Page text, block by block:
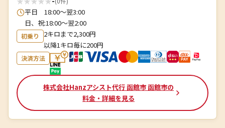
平日 18:00～翌3:00
日、祝:18:00～翌2:00
初乗り
2キロまで2,300円
以降1キロ毎に200円
決済方法
株式会社Hanzアシスト代行 函館市 函館市の
料金・詳細を見る